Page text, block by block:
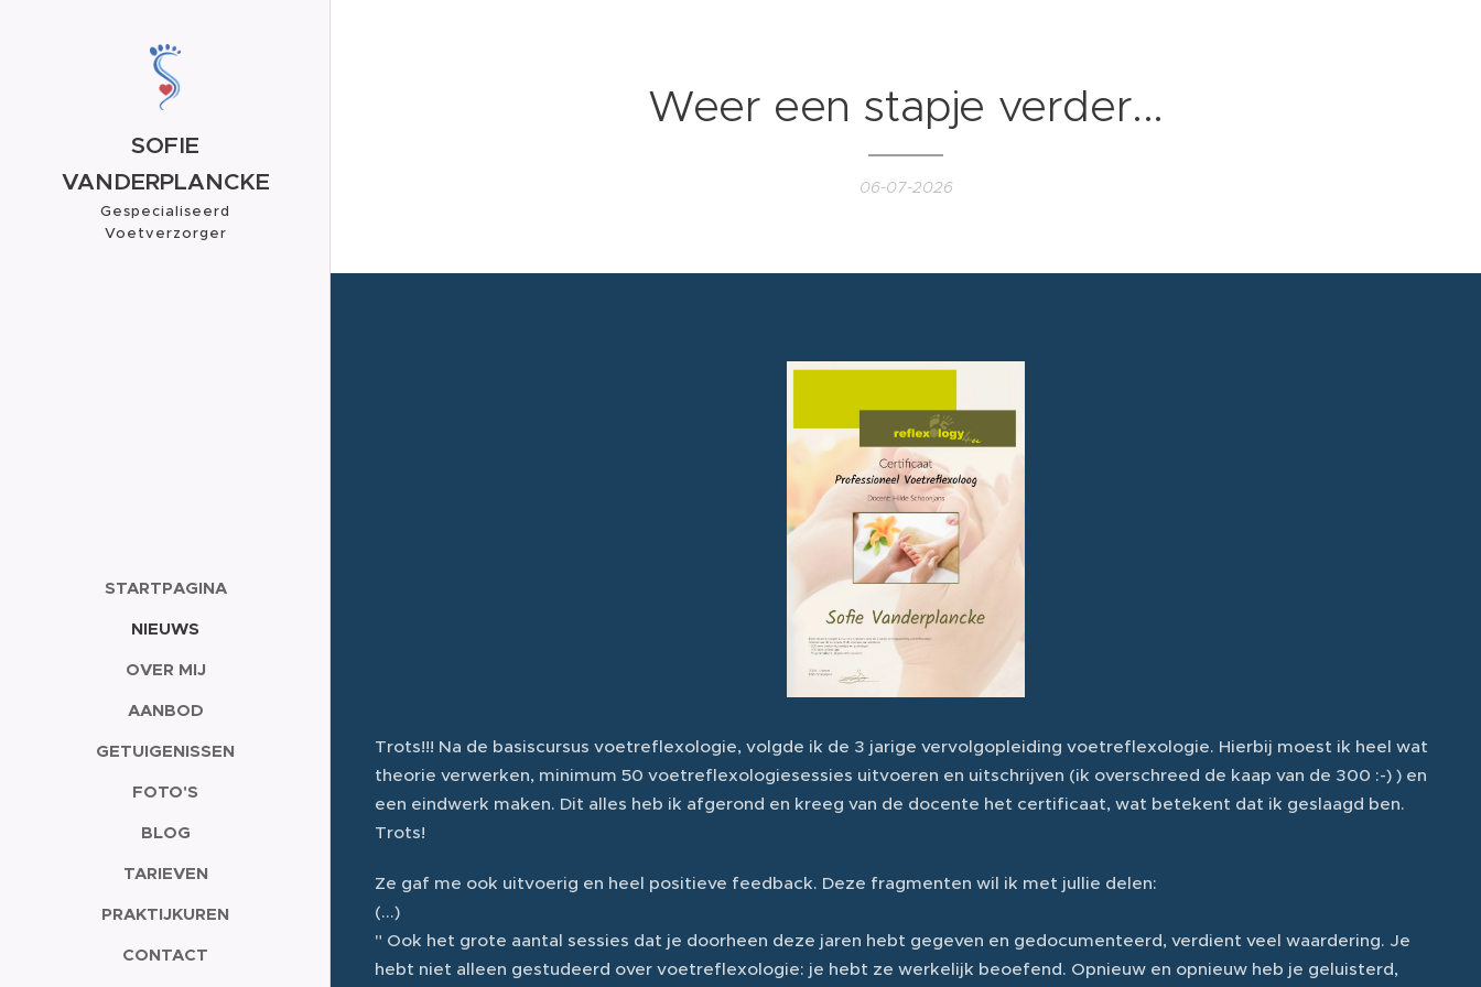
SOFIE
VANDERPLANCKE
Gespecialiseerd
Voetverzorger
STARTPAGINA
NIEUWS
OVER MIJ
AANBOD
GETUIGENISSEN
FOTO'S
BLOG
TARIEVEN
PRAKTIJKUREN
CONTACT
Weer een stapje verder...
06-07-2026
Trots!!! Na de basiscursus voetreflexologie, volgde ik de 3 jarige vervolgopleiding voetreflexologie. Hierbij moest ik heel wat
theorie verwerken, minimum 50 voetreflexologiesessies uitvoeren en uitschrijven (ik overschreed de kaap van de 300 :-) ) en
een eindwerk maken. Dit alles heb ik afgerond en kreeg van de docente het certificaat, wat betekent dat ik geslaagd ben.
Trots!
Ze gaf me ook uitvoerig en heel positieve feedback. Deze fragmenten wil ik met jullie delen:
(...)
" Ook het grote aantal sessies dat je doorheen deze jaren hebt gegeven en gedocumenteerd, verdient veel waardering. Je
hebt niet alleen gestudeerd over voetreflexologie: je hebt ze werkelijk beoefend. Opnieuw en opnieuw heb je geluisterd,